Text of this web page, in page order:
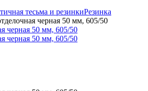
тесьма и резинкиРезинка
черная 50 мм, 605/50